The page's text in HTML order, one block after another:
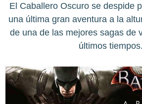
El Caballero Oscuro se despide
una última gran aventura a la
de una de las mejores sagas de
últimos tiempos.